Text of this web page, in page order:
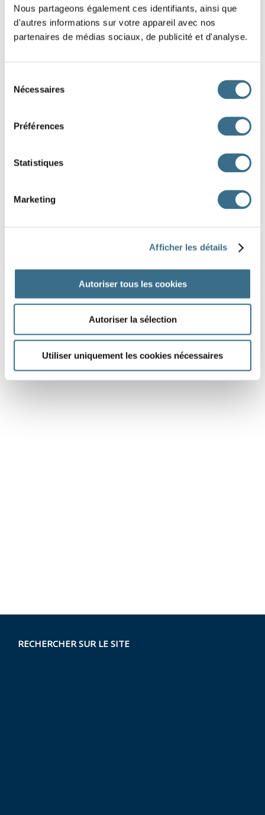
Nous partageons également ces identifiants, ainsi que
d'autres informations sur votre appareil avec nos
partenaires de médias sociaux, de publicité et d'analyse.
Nécessaires
Préférences
Statistiques
Marketing
Afficher les détails
Autoriser tous les cookies
Autoriser la sélection
Utiliser uniquement les cookies nécessaires
je
nous
vous étiez ennuyés
RECHERCHER SUR LE SITE